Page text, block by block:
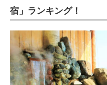
宿」ランキング！